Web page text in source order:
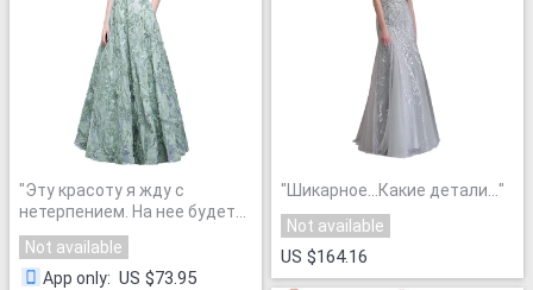
"Эту красоту я жду с
нетерпением. На нее будет
обзор."
Not available
App only: US $73.95
"Шикарное...Какие детали... "
Not available
US $164.16